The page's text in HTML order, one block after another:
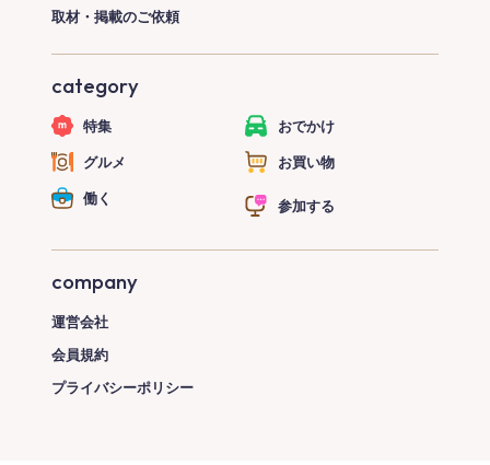
取材・掲載のご依頼
category
特集 おでかけ
グルメ お買い物
働く 参加する
company
運営会社
会員規約
プライバシーポリシー